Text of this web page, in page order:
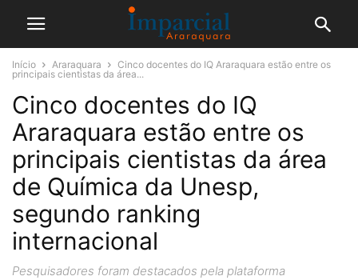
Início Araraquara
Cinco docentes do IQ Araraquara estão entre os
principais cientistas da área...
Cinco docentes do IQ
Araraquara estão entre os
principais cientistas da área
de Química da Unesp,
segundo ranking
internacional
Pesquisadores foram destacados pela plataforma